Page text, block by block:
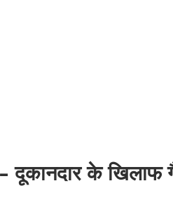
दूकानदार के खिलाफ